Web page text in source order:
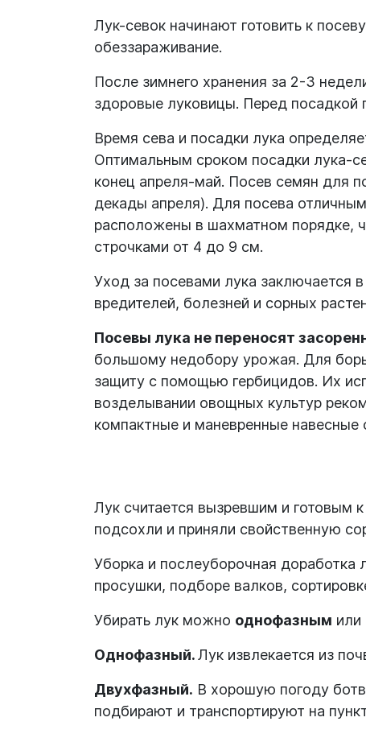
Лук-севок начинают готовить к
обеззараживание.
После зимнего хранения за 2-3
здоровые луковицы. Перед посадкой
Время сева и посадки лука
Оптимальным сроком посадки лука-
конец апреля-май. Посев семян для
декады апреля). Для посева
расположены в шахматном порядке,
строчками от 4 до 9 см.
Уход за посевами лука заключается
вредителей, болезней и сорных
Посевы лука не переносят
большому недобору урожая. Для
защиту с помощью гербицидов. Их
возделывании овощных культур
компактные и маневренные навесные
Лук считается вызревшим и готовым
подсохли и приняли свойственную
Уборка и послеуборочная доработка
просушки, подборе валков,
Убирать лук можно однофазным или
Однофазный.Лук извлекается из
Двухфазный. В хорошую погоду
подбирают и транспортируют на